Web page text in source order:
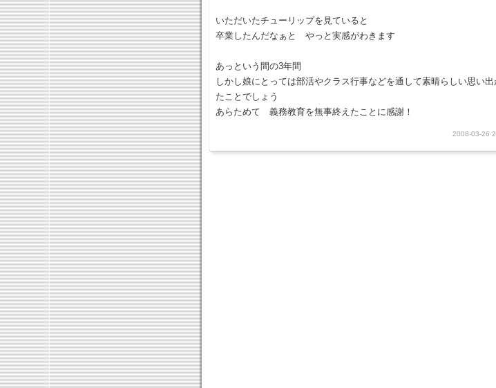
いただいたチューリップを見ていると
卒業したんだなぁと やっと実感がわきます
あっという間の3年間
しかし娘にとっては部活やクラス行事などを通して素晴らしい思い出
たことでしょう
あらためて 義務教育を無事終えたことに感謝！
2008-03-26